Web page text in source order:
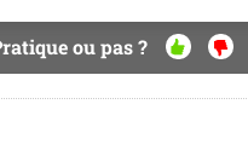
ou pas ?
OUI NON